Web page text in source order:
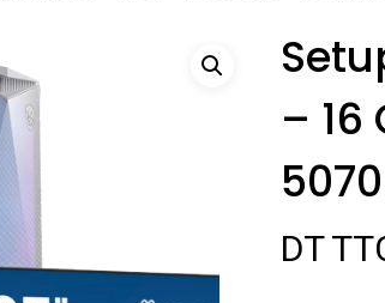
– 16
5070
DT